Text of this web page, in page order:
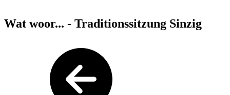
Wat woor... - Traditionssitzung Sinzig